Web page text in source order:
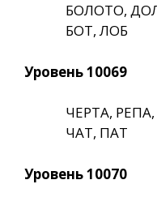
БОЛОТО,
БОТ, ЛОБ
Уровень 10069
ЧЕРТА,
ЧАТ, ПАТ
Уровень 10070